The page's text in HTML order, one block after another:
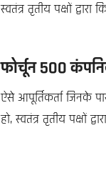
स्वतंत्र तृतीय पक्षों द्वारा
फोर्चून ५००
ऐसे आपूर्तिकर्ता जिनके
हो, स्वतंत्र तृतीय पक्षों